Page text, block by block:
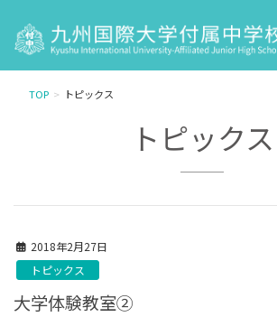
TOP トピックス
トピックス
2018年2月27日
トピックス
大学体験教室②